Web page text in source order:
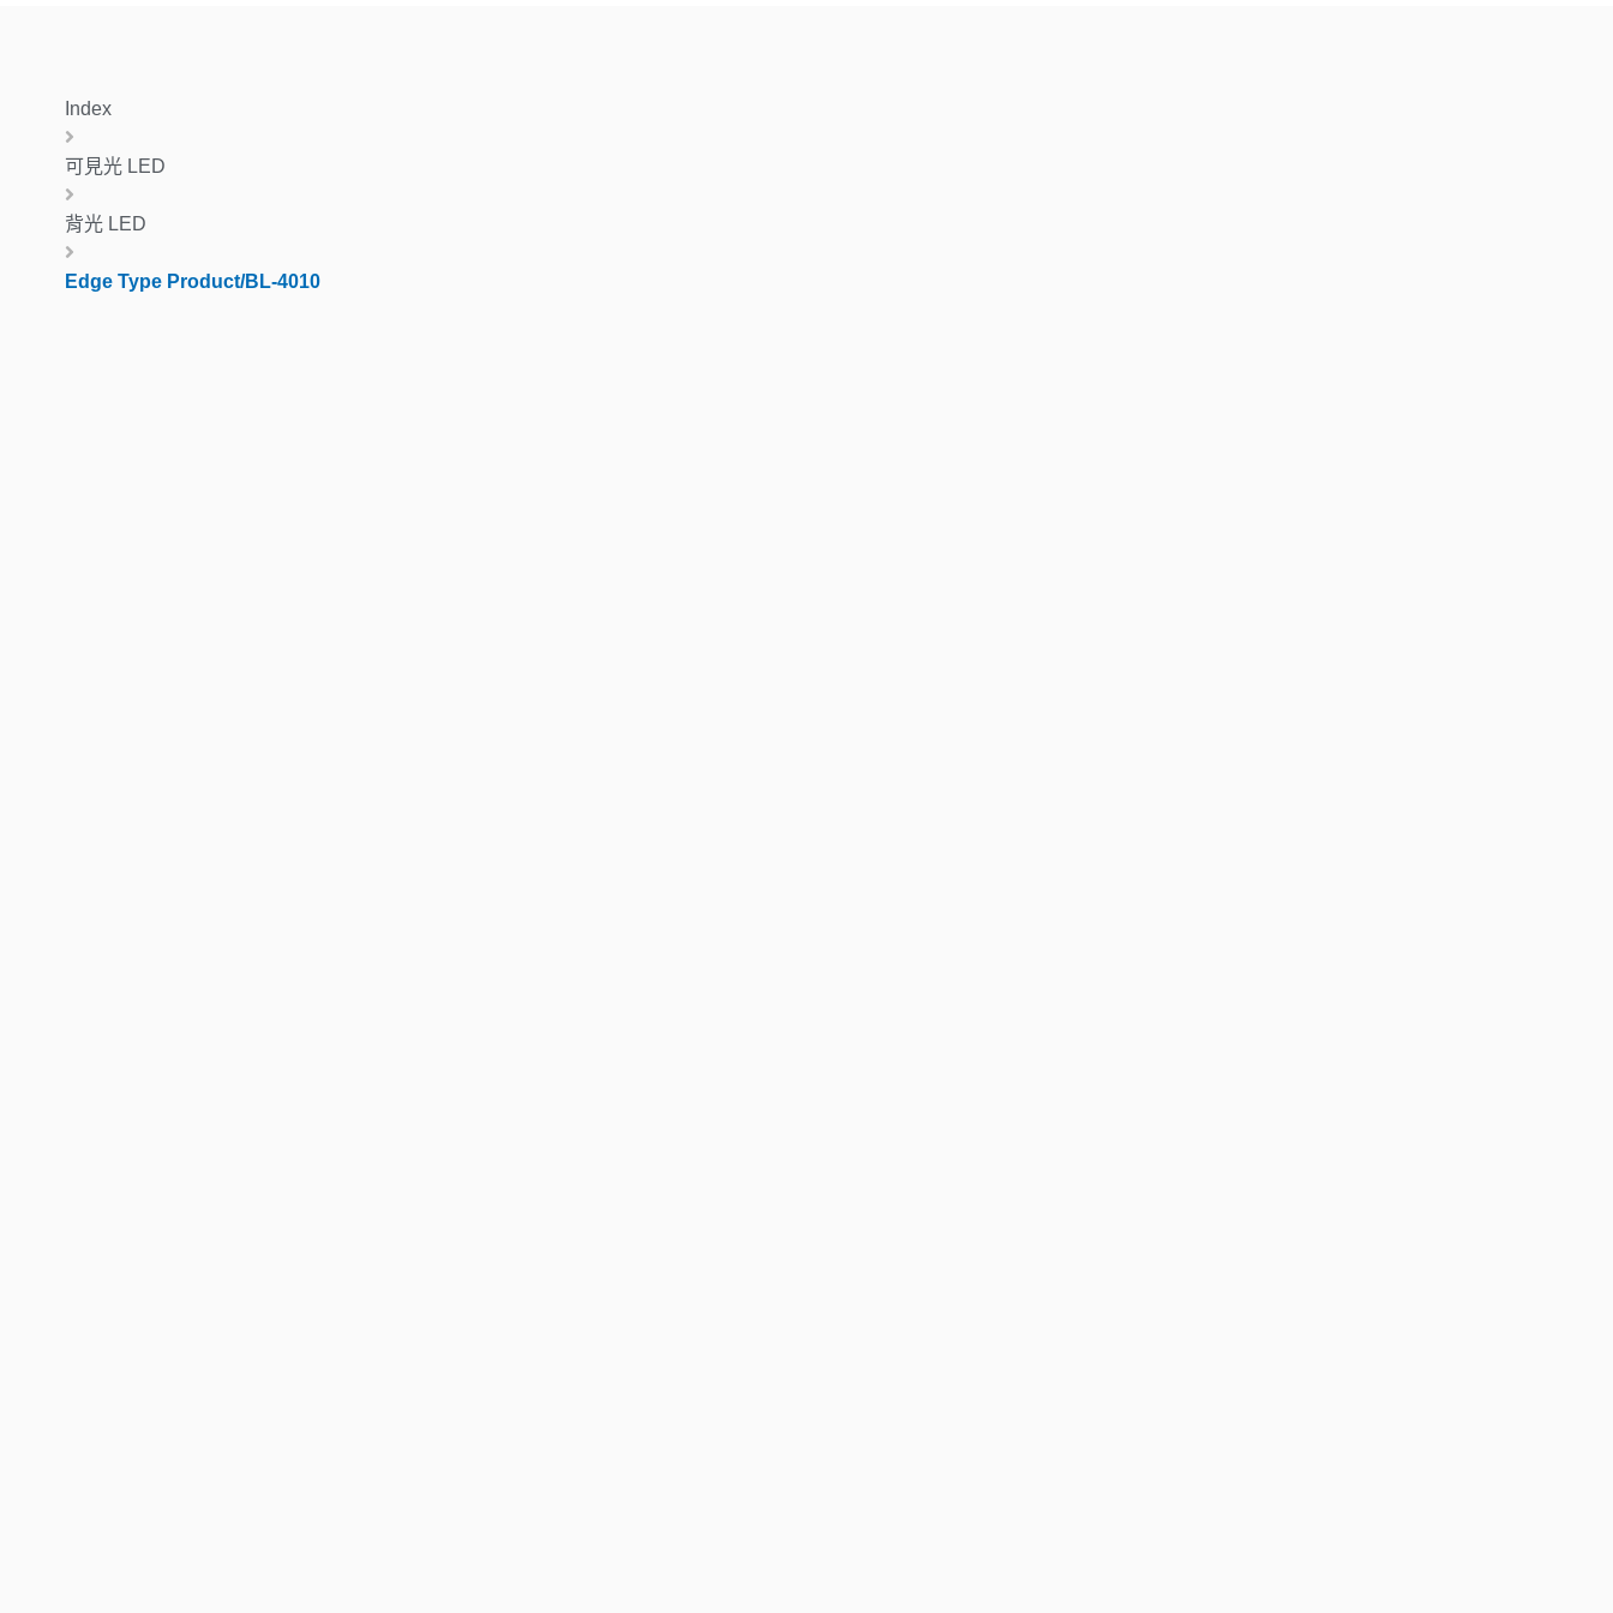
Index
可見光 LED
背光 LED
Edge Type Product/BL-4010